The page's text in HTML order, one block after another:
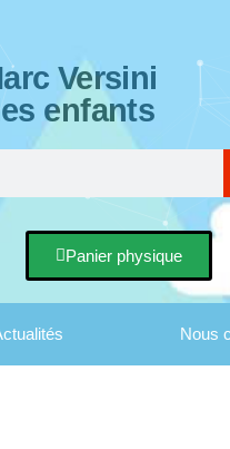
Versini
enfants
Panier physique
Nous